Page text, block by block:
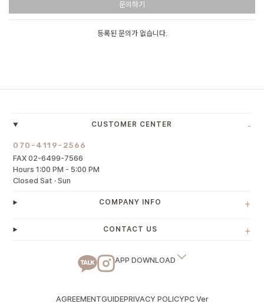
문의하기
등록된 문의가 없습니다.
CUSTOMER CENTER -
070-4119-2566
FAX 02-6499-7566
Hours 1:00 PM - 5:00 PM
Closed Sat · Sun
COMPANY INFO +
CONTACT US +
APP DOWNLOAD
AGREEMENTGUIDEPRIVACY POLICYPC Ver